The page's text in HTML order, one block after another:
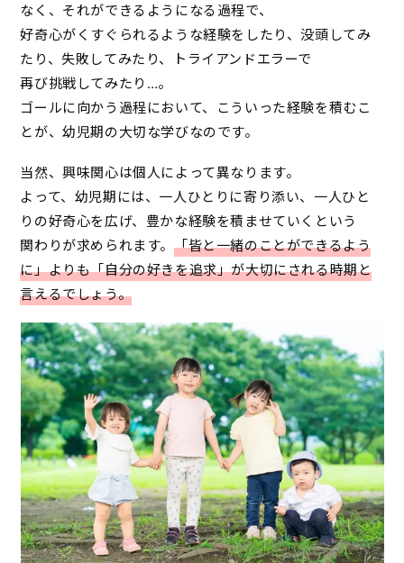
なく、それができるようになる過程で、
好奇心がくすぐられるような経験をしたり、没頭してみ
たり、失敗してみたり、トライアンドエラーで
再び挑戦してみたり…。
ゴールに向かう過程において、こういった経験を積むこ
とが、幼児期の大切な学びなのです。
当然、興味関心は個人によって異なります。
よって、幼児期には、一人ひとりに寄り添い、一人ひと
りの好奇心を広げ、豊かな経験を積ませていくという
関わりが求められます。 「皆と一緒のことができるよう
に」よりも「自分の好きを追求」が大切にされる時期と
言えるでしょう。